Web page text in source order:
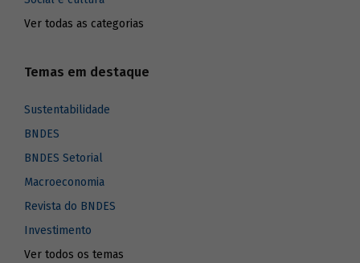
Ver todas as categorias
Temas em destaque
Sustentabilidade
BNDES
BNDES Setorial
Macroeconomia
Revista do BNDES
Investimento
Ver todos os temas